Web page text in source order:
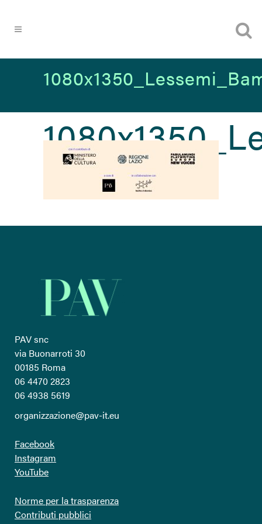
PAV snc
via Buonarroti 30
00185 Roma
06 4470 2823
06 4938 5619
organizzazione@pav-it.eu
Facebook
Instagram
YouTube
Norme per la trasparenza
Contributi pubblici